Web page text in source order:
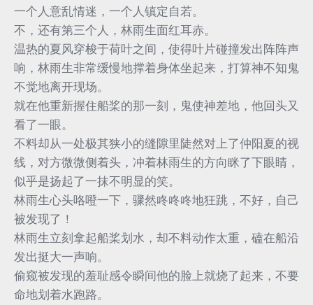
一个人意乱情迷，一个人镇定自若。
不，还有第三个人，林雨生面红耳赤。
温热的夏风穿梭于荷叶之间，使得叶片碰撞发出阵阵声
响，林雨生非常缓慢地撑着身体坐起来，打算神不知鬼
不觉地离开现场。
就在他重新握住船桨的那一刻，鬼使神差地，他回头又
看了一眼。
不料却从一处极其狭小的缝隙里陡然对上了仲阳夏的视
线，对方微微侧着头，冲着林雨生的方向眯了下眼睛，
似乎是扬起了一抹不明显的笑。
林雨生心头咯噔一下，骤然咚咚咚地狂跳，不好，自己
被发现了！
林雨生立刻拿起船桨划水，却不料动作太重，磕在船沿
发出挺大一声响。
偷窥被发现的羞耻感令瞬间他的脸上就烧了起来，不要
命地划着水跑路。